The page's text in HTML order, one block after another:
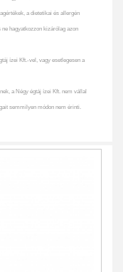
a dietetikai és allergén
hagyatkozzon kizárólag azon
ízei Kft.-vel, vagy esetlegesen a
a Négy égtáj ízei Kft. nem vállal
semmilyen módon nem érinti.